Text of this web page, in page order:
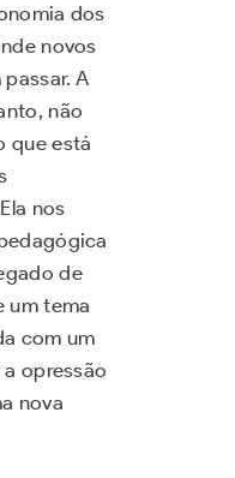
dos
novos
A
não
que está
nos
de
um tema
com um
opressão
nova